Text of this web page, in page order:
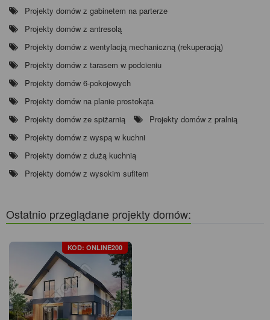
Projekty domów z gabinetem na parterze
Projekty domów z antresolą
Projekty domów z wentylacją mechaniczną (rekuperacją)
Projekty domów z tarasem w podcieniu
Projekty domów 6-pokojowych
Projekty domów na planie prostokąta
Projekty domów ze spiżarnią
Projekty domów z pralnią
Projekty domów z wyspą w kuchni
Projekty domów z dużą kuchnią
Projekty domów z wysokim sufitem
Ostatnio przeglądane projekty domów:
KOD: ONLINE200